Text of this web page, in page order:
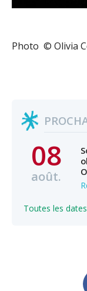
Photo © Olivia
08
août.
Toutes les dates